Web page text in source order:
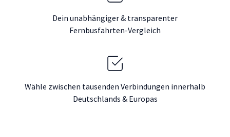
Dein unabhängiger & transparenter
Fernbusfahrten-Vergleich
Wähle zwischen tausenden Verbindungen innerhalb
Deutschlands & Europas